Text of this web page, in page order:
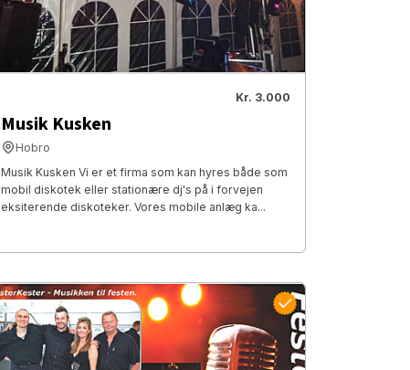
Kr. 3.000
Musik Kusken
Hobro
Musik Kusken Vi er et firma som kan hyres både som
mobil diskotek eller stationære dj's på i forvejen
eksiterende diskoteker. Vores mobile anlæg ka...